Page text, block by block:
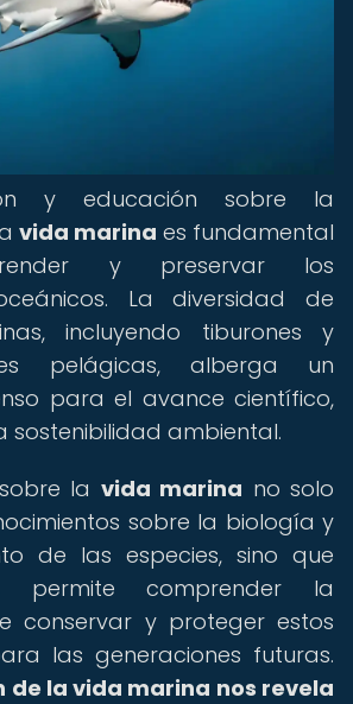
y educación sobre la
vida marina es fundamental
y preservar los
La diversidad de
incluyendo tiburones y
pelágicas, alberga un
para el avance científico,
sostenibilidad ambiental.
la vida marina no solo
sobre la biología y
de las especies, sino que
permite comprender la
conservar y proteger estos
las generaciones futuras.
de la vida marina nos revela